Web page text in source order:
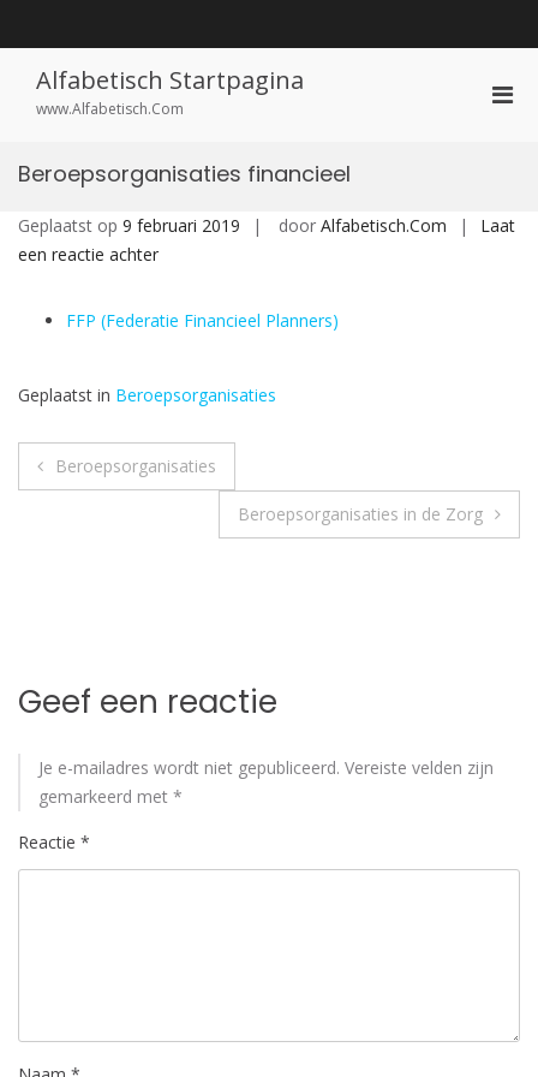
de
inhoudAlfabetisch Startpagina
www.Alfabetisch.Com
Beroepsorganisaties financieel
Geplaatst op 9 februari 2019 door Alfabetisch.Com
Laat
een reactie achterop
financieel
FFP (Federatie Financieel Planners)
Geplaatst in Beroepsorganisaties
Bericht
Beroepsorganisaties
Beroepsorganisaties in de Zorg
Geef een reactie
Je e-mailadres wordt niet gepubliceerd. Vereiste velden zijn
gemarkeerd met *
Reactie *